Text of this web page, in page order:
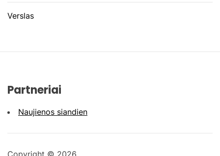
Verslas
Partneriai
Naujienos siandien